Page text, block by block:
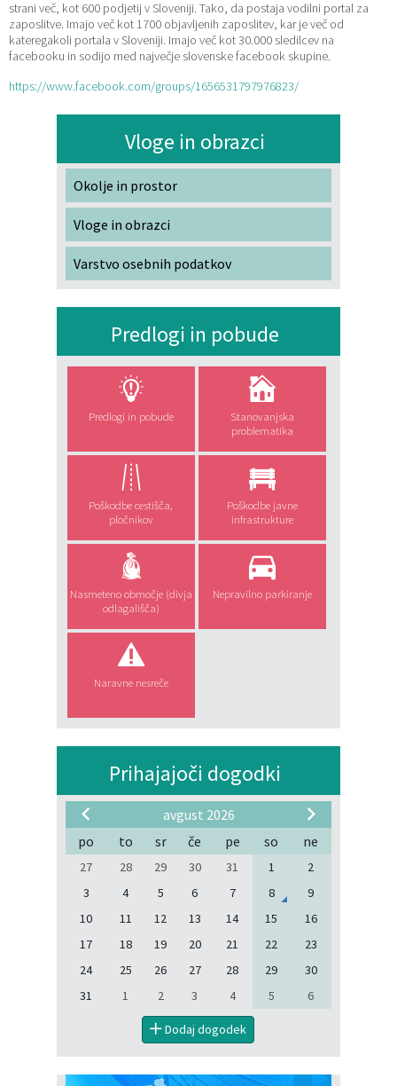
strani več, kot 600 podjetij v Sloveniji. Tako, da postaja vodilni portal za
zaposlitve. Imajo več kot 1700 objavljenih zaposlitev, kar je več od
kateregakoli portala v Sloveniji. Imajo več kot 30.000 sledilcev na
facebooku in sodijo med največje slovenske facebook skupine.
https://www.facebook.com/groups/1656531797976823/
Vloge in obrazci
Okolje in prostor
Vloge in obrazci
Varstvo osebnih podatkov
Predlogi in pobude
Predlogi in pobude
Stanovanjska
problematika
Poškodbe cestišča,
pločnikov
Poškodbe javne
infrastrukture
Nasmeteno območje (divja
odlagališča)
Nepravilno parkiranje
Naravne nesreče
Prihajajoči dogodki
avgust 2026
po
to sr če pe so ne
27 28 29 30 31 1
2
3
4 5 6 7 8
9
10
11 12 13 14 15
16
17
18 19 20 21 22
23
24
25 26 27 28 29
30
31
1 2 3 4 5 6
Dodaj dogodek
Katalog informacij javnega značaja
Lokalne volitve